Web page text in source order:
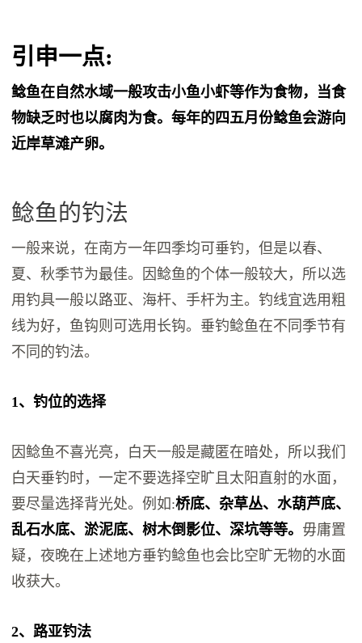
引申一点:
鲶鱼在自然水域一般攻击小鱼小虾等作为食物，当食
物缺乏时也以腐肉为食。每年的四五月份鲶鱼会游向
近岸草滩产卵。
鲶鱼的钓法
一般来说，在南方一年四季均可垂钓，但是以春、
夏、秋季节为最佳。因鲶鱼的个体一般较大，所以选
用钓具一般以路亚、海杆、手杆为主。钓线宜选用粗
线为好，鱼钩则可选用长钩。垂钓鲶鱼在不同季节有
不同的钓法。
1、钓位的选择
因鲶鱼不喜光亮，白天一般是藏匿在暗处，所以我们
白天垂钓时，一定不要选择空旷且太阳直射的水面，
要尽量选择背光处。例如:桥底、杂草丛、水葫芦底、
乱石水底、淤泥底、树木倒影位、深坑等等。 毋庸置
疑，夜晚在上述地方垂钓鲶鱼也会比空旷无物的水面
收获大。
2、路亚钓法